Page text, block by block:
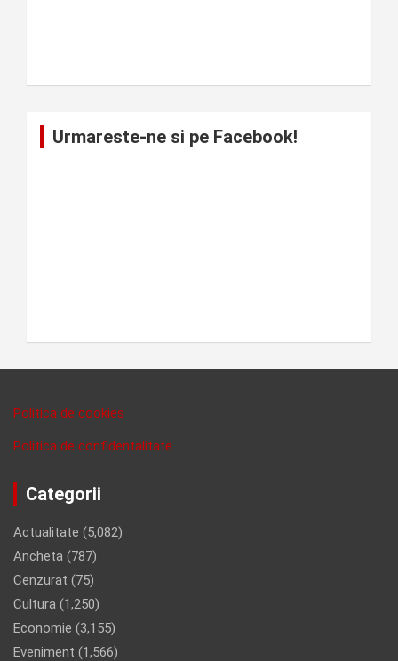
Urmareste-ne si pe Facebook!
Politica de cookies
Politica de confidentalitate
Categorii
Actualitate (5,082)
Ancheta (787)
Cenzurat (75)
Cultura (1,250)
Economie (3,155)
Eveniment (1,566)